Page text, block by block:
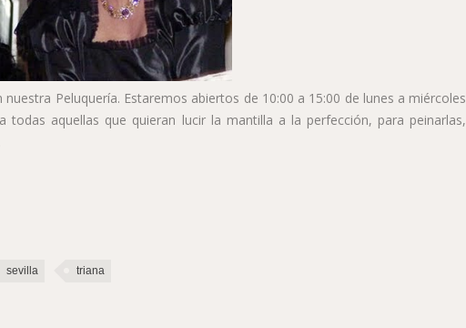
Peluquería. Estaremos abiertos de 10:00 a 15:00 de lunes a miércoles
todas aquellas que quieran lucir la mantilla a la perfección, para peinarlas,
sevilla triana